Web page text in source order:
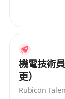
機電技術
更）
Rubicon